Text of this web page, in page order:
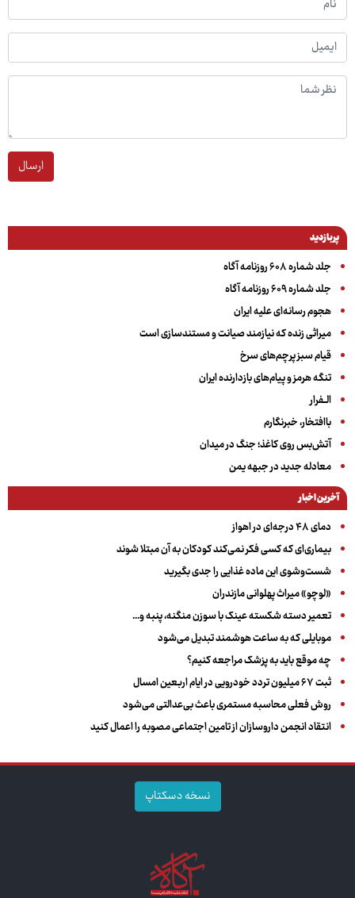
ارسال
پربازدید
جلد شماره ۶۰۸ روزنامه آگاه
جلد شماره ۶۰۹ روزنامه آگاه
هجوم رسانه‌ای علیه ایران
میراثی زنده که نیازمند صیانت و مستندسازی است
قیام سبز پرچم‌های سرخ
تنگه هرمز و پیام‌های بازدارنده ایران
الــفرار
باافتخار، خبرنگارم
آتش‌بس روی کاغذ؛ جنگ در میدان
معادله جدید در جبهه یمن
آخرین اخبار
دمای ۴۸ درجه‌ای در اهواز
بیماری‌ای که کسی فکر نمی‌کند کودکان به آن مبتلا شوند
شست‌وشوی این ماده غذایی را جدی بگیرید
«لوچو» میراث پهلوانی مازندران
تعمیر دسته شکسته عینک با سوزن منگنه، پنبه و...
موبایلی که به ساعت هوشمند تبدیل می‌شود
چه موقع باید به پزشک مراجعه کنیم؟
ثبت ۶۷ میلیون تردد خودرویی در ایام اربعین امسال
روش فعلی محاسبه مستمری باعث بی‌عدالتی می‌شود
انتقاد انجمن داروسازان از تامین اجتماعی مصوبه را اعمال کنید
نسخه دسکتاپ